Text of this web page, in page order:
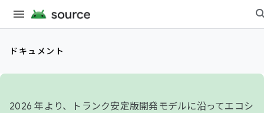
ドキュメント
2026 年より、トランク安定版開発モデルに沿ってエコシ